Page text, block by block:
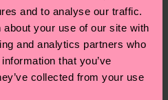
and to analyse our traffic.
your use of our site with
and analytics partners who
that you’ve
collected from your use
devoluciones? Visita
para ver las
más frecuentes.
Diseños parecidos